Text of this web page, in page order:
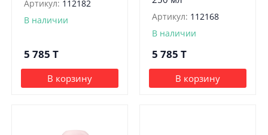
Артикул: 112182
В наличии
5 785 T
В корзину
Артикул: 112168
В наличии
5 785 T
В корзину